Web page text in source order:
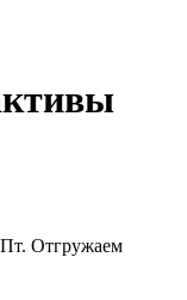
Отгружаем